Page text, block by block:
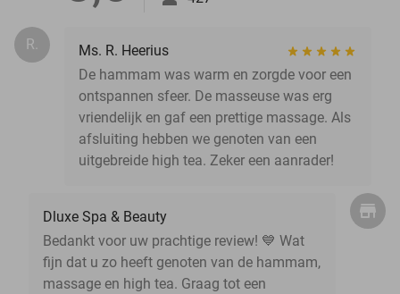
R.
Ms. R. Heerius
De hammam was warm en zorgde voor een
ontspannen sfeer. De masseuse was erg
vriendelijk en gaf een prettige massage. Als
afsluiting hebben we genoten van een
uitgebreide high tea. Zeker een aanrader!
Dluxe Spa & Beauty
Bedankt voor uw prachtige review! 💙 Wat
fijn dat u zo heeft genoten van de hammam,
massage en high tea. Graag tot een